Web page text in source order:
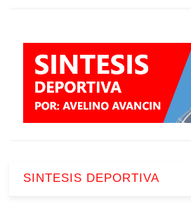
SINTESIS DEPORTIVA